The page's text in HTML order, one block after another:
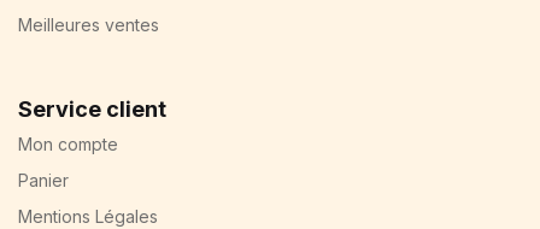
Meilleures ventes
Service client
Mon compte
Panier
Mentions Légales